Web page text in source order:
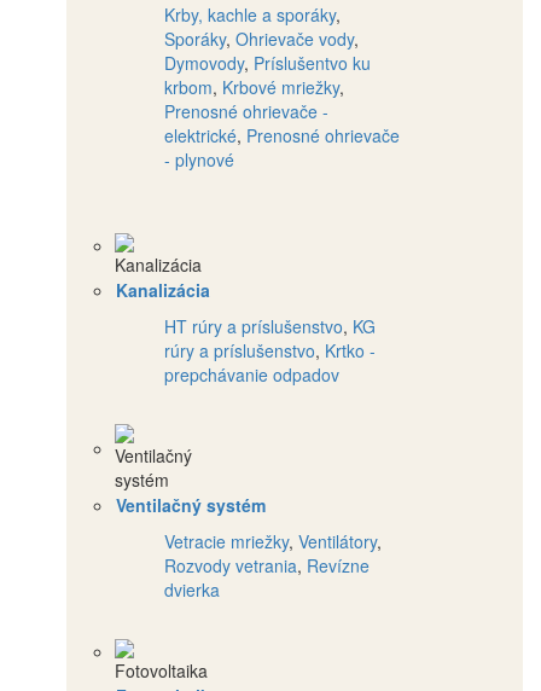
Krby, kachle a sporáky,
Sporáky, Ohrievače vody,
Dymovody, Príslušentvo ku
krbom, Krbové mriežky,
Prenosné ohrievače -
elektrické, Prenosné ohrievače
- plynové
Kanalizácia
HT rúry a príslušenstvo, KG
rúry a príslušenstvo, Krtko -
prepchávanie odpadov
Ventilačný systém
Vetracie mriežky, Ventilátory,
Rozvody vetrania, Revízne
dvierka